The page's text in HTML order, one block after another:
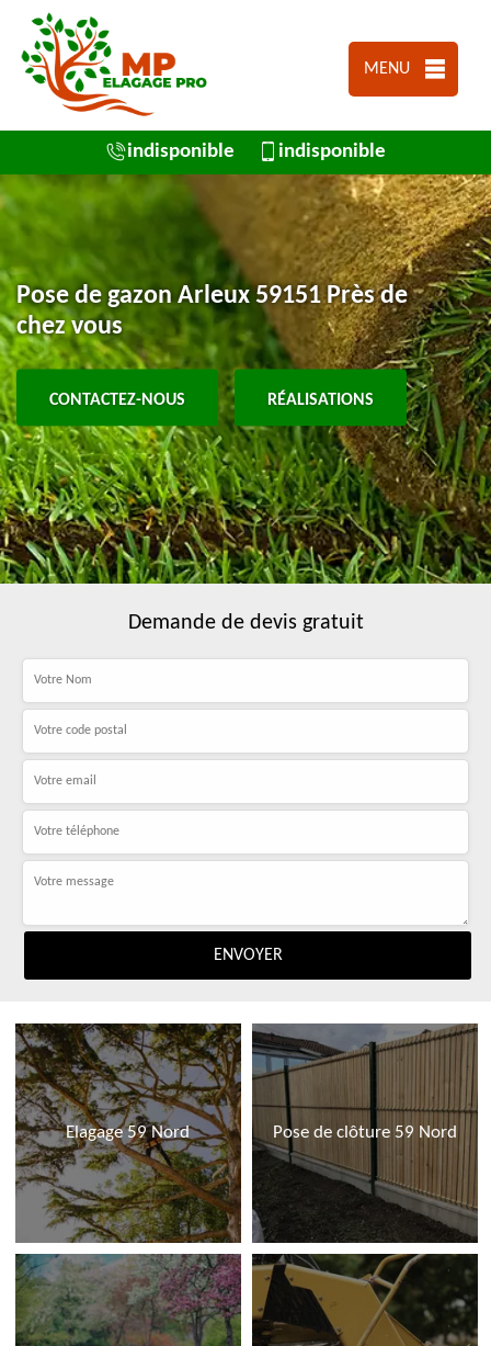
MENU
indisponible indisponible
Pose de gazon Arleux 59151 Près de
chez vous
CONTACTEZ-NOUS RÉALISATIONS
Demande de devis gratuit
Elagage 59 Nord Pose de clôture 59 Nord